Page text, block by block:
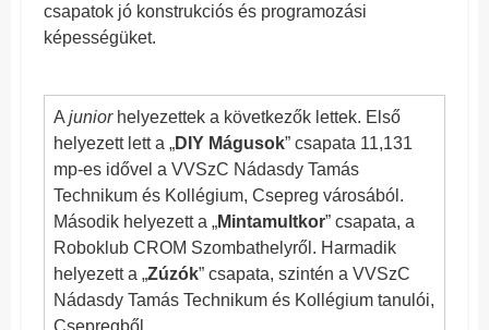
csapatok jó konstrukciós és programozási
képességüket.
A junior helyezettek a következők lettek. Első
helyezett lett a „DIY Mágusok” csapata 11,131
mp-es idővel a VVSzC Nádasdy Tamás
Technikum és Kollégium, Csepreg városából.
Második helyezett a „Mintamultkor” csapata, a
Roboklub CROM Szombathelyről. Harmadik
helyezett a „Zúzók” csapata, szintén a VVSzC
Nádasdy Tamás Technikum és Kollégium tanulói,
Csepregből.